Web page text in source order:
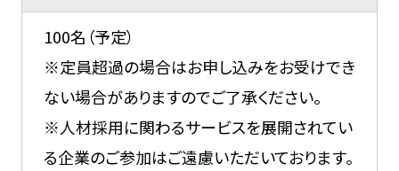
100名（予定）
※定員超過の場合はお申し込みをお受けでき
ない場合がありますのでご了承ください。
※人材採用に関わるサービスを展開されてい
る企業のご参加はご遠慮いただいております。